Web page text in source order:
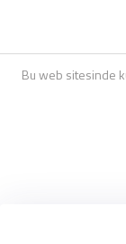
Bu web sitesinde